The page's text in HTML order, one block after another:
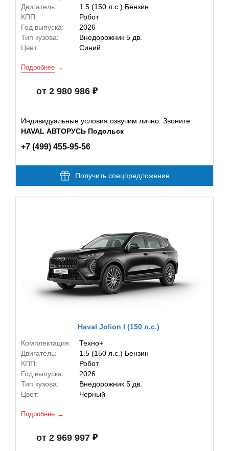
Двигатель:
1.5 (150 л.с.) Бензин
КПП:
Робот
Год выпуска:
2026
Тип кузова:
Внедорожник 5 дв.
Цвет:
Синий
Подробнее
от 2 980 986
Индивидуальные условия озвучим лично. Звоните:
HAVAL АВТОРУСЬ Подольск
+7 (499) 455-95-56
Получить спецпредложение
Haval Jolion I (150 л.с.)
Комплектация:
Техно+
Двигатель:
1.5 (150 л.с.) Бензин
КПП:
Робот
Год выпуска:
2026
Тип кузова:
Внедорожник 5 дв.
Цвет:
Черный
Подробнее
от 2 969 997